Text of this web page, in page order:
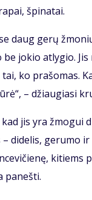
špi­na­tai.
daug ge­rų
jo­kio at­ly­gio.
ko pra­šo­mas.
– džiau­gia­si
jis yra žmo­gui
di­de­lis, ge­ru­mo
ki­tiems
pa­neš­ti.